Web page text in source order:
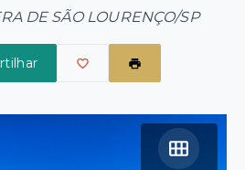
DE SÃO LOURENÇO/SP